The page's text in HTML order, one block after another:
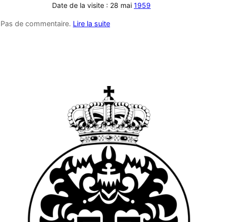
Date de la visite : 28 mai 1959
Pas de commentaire. Lire la suite